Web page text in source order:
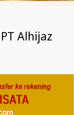
Alhijaz